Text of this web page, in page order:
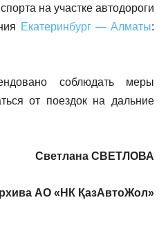
на участке автодороги
Екатеринбург — Алматы:
соблюдать меры
от поездок на дальние
Светлана СВЕТЛОВА
АО «НК ҚазАвтоЖол»